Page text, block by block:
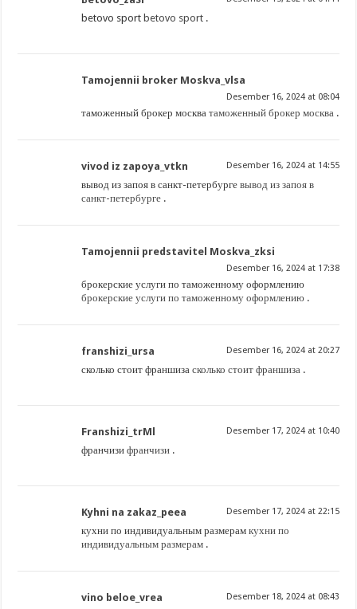
betovo sport betovo sport .
Tamojennii broker Moskva_vlsa
Desember 16, 2024 at 08:04
таможенный брокер москватаможенный брокер москва .
vivod iz zapoya_vtkn Desember 16, 2024 at 14:55
вывод из запоя в санкт-петербургевывод из запоя в
санкт-петербурге .
Tamojennii predstavitel Moskva_zksi
Desember 16, 2024 at 17:38
брокерские услуги по таможенному оформлению
брокерские услуги по таможенному оформлению .
franshizi_ursa Desember 16, 2024 at 20:27
сколько стоит франшизасколько стоит франшиза .
Franshizi_trMl Desember 17, 2024 at 10:40
франчизифранчизи .
Kyhni na zakaz_peea Desember 17, 2024 at 22:15
кухни по индивидуальным размерамкухни по
индивидуальным размерам .
vino beloe_vrea Desember 18, 2024 at 08:43